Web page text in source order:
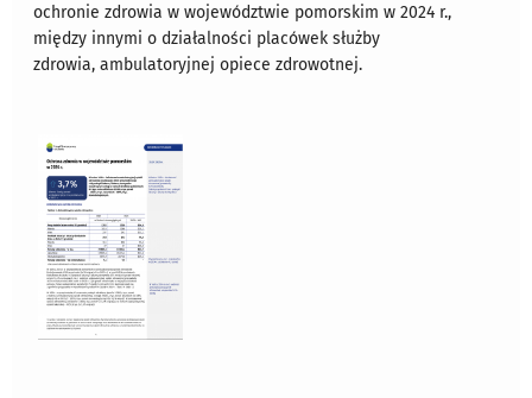
ochronie zdrowia w województwie pomorskim w 2024 r.,
między innymi o działalności placówek służby
zdrowia, ambulatoryjnej opiece zdrowotnej.